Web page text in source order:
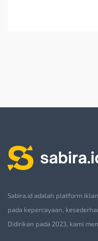
Sabira.id adalah platform
pada kepercayaan,
Didirikan pada 2023, kami